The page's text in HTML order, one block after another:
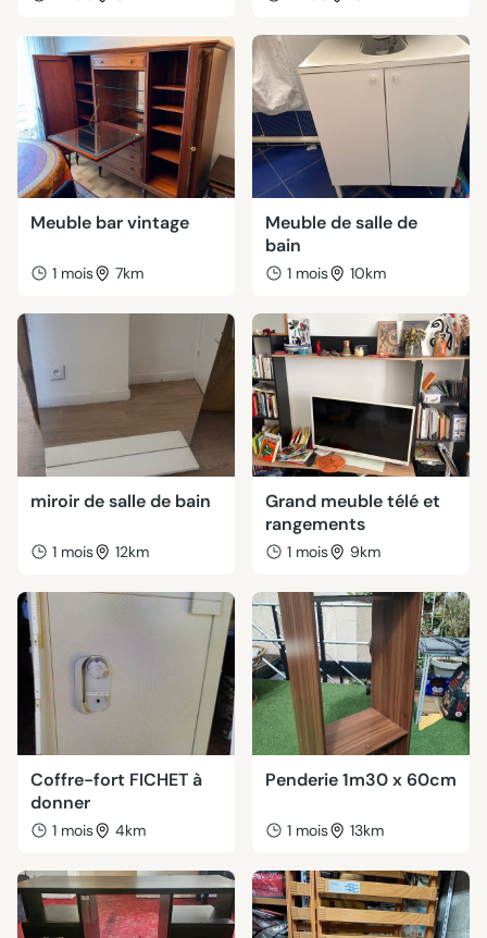
Meuble bar vintage
1 mois 7km
Meuble de salle de
bain
1 mois 10km
miroir de salle de bain
1 mois 12km
Grand meuble télé et
rangements
1 mois 9km
Coffre-fort FICHET à
donner
1 mois 4km
Penderie 1m30 x 60cm
1 mois 13km